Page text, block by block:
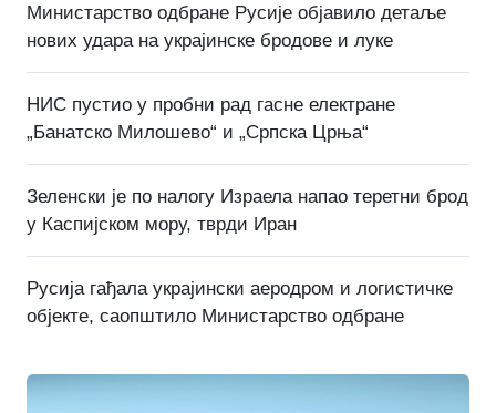
Министарство одбране Русије објавило детаље
нових удара на украјинске бродове и луке
НИС пустио у пробни рад гасне електране
„Банатско Милошево“ и „Српска Црња“
Зеленски је по налогу Израела напао теретни брод
у Каспијском мору, тврди Иран
Русија гађала украјински аеродром и логистичке
објекте, саопштило Министарство одбране